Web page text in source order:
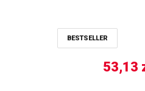
BESTSELLER
53,13